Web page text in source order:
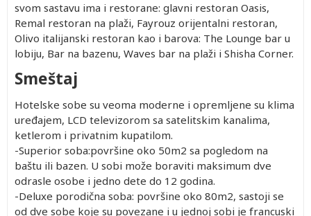
svom sastavu ima i restorane: glavni restoran Oasis,
Remal restoran na plaži, Fayrouz orijentalni restoran,
Olivo italijanski restoran kao i barova: The Lounge bar u
lobiju, Bar na bazenu, Waves bar na plaži i Shisha Corner.
Smeštaj
Hotelske sobe su veoma moderne i opremljene su klima
uređajem, LCD televizorom sa satelitskim kanalima,
ketlerom i privatnim kupatilom.
-Superior soba:površine oko 50m2 sa pogledom na
baštu ili bazen. U sobi može boraviti maksimum dve
odrasle osobe i jedno dete do 12 godina.
-Deluxe porodična soba: površine oko 80m2, sastoji se
od dve sobe koje su povezane i u jednoj sobi je francuski